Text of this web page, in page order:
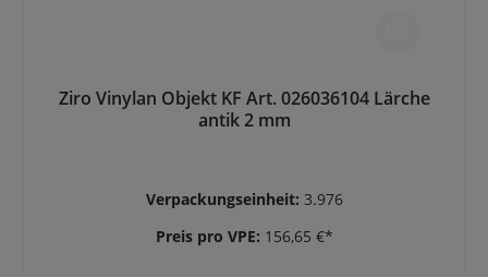
Ziro Vinylan Objekt KF Art. 026036104 Lärche
antik 2 mm
Verpackungseinheit: 3.976
Preis pro VPE: 156,65 €*